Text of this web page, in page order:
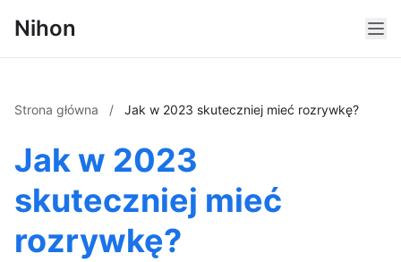
Nihon
Strona główna / Jak w 2023 skuteczniej mieć rozrywkę?
Jak w 2023
skuteczniej mieć
rozrywkę?